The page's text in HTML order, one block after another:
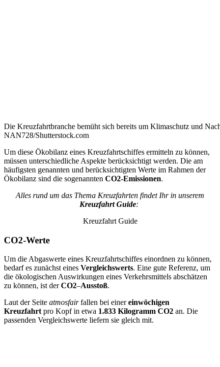
Die Kreuzfahrtbranche bemüht sich bereits um Klimaschutz und
NAN728/Shutterstock.com
Um diese Ökobilanz eines Kreuzfahrtschiffes ermitteln zu können,
müssen unterschiedliche Aspekte berücksichtigt werden. Die am
häufigsten genannten und berücksichtigten Werte im Rahmen der
Ökobilanz sind die sogenannten CO2-Emissionen.
Alles rund um das Thema Kreuzfahrten findet Ihr in unserem
Kreuzfahrt Guide:
Kreuzfahrt Guide
CO2-Werte
Um die Abgaswerte eines Kreuzfahrtschiffes einordnen zu können,
bedarf es zunächst eines Vergleichswerts. Eine gute Referenz, um
die ökologischen Auswirkungen eines Verkehrsmittels abschätzen
zu können, ist derCO2–Ausstoß.
Laut der Seite atmosfairfallen bei einereinwöchigen
Kreuzfahrt pro Kopf in etwa 1.833 Kilogramm CO2 an. Die
passenden Vergleichswerte liefern sie gleich mit.